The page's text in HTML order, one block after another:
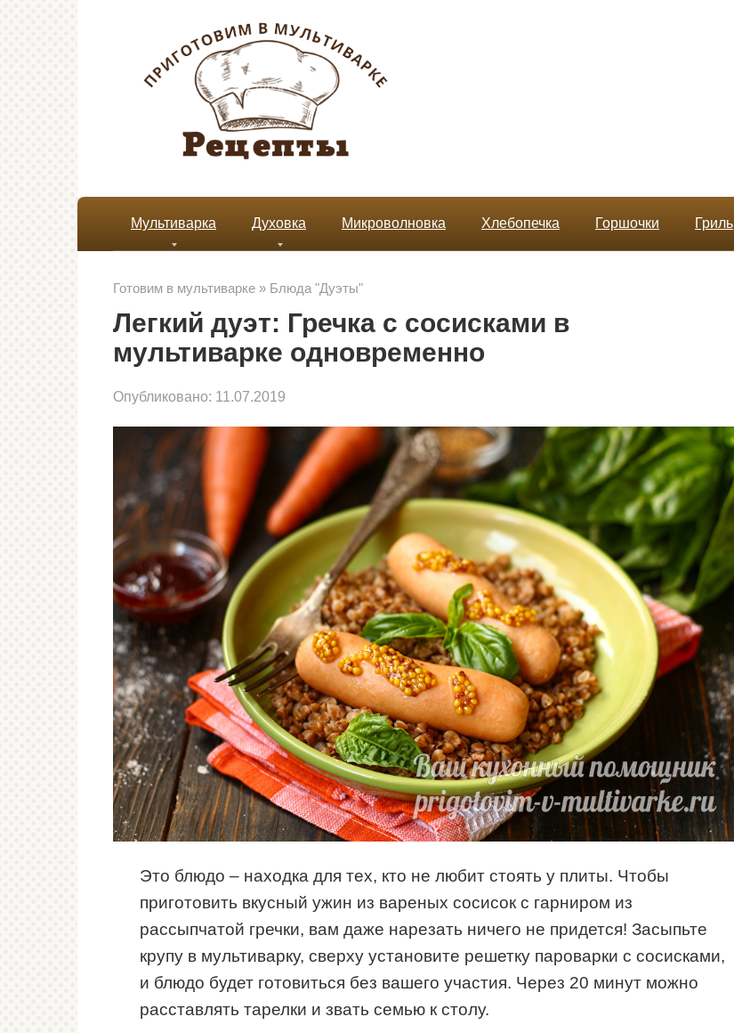
Мультиварка Духовка Микроволновка Хлебопечка Горшочки Гриль
Готовим в мультиварке » Блюда "Дуэты"
Легкий дуэт: Гречка с сосисками в
мультиварке одновременно
Опубликовано: 11.07.2019
Это блюдо – находка для тех, кто не любит стоять у плиты. Чтобы
приготовить вкусный ужин из вареных сосисок с гарниром из
рассыпчатой гречки, вам даже нарезать ничего не придется! Засыпьте
крупу в мультиварку, сверху установите решетку пароварки с сосисками,
и блюдо будет готовиться без вашего участия. Через 20 минут можно
расставлять тарелки и звать семью к столу.